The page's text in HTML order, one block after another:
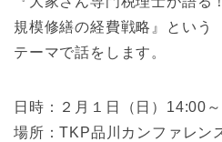
規模修繕の経費戦略』という
テーマで話をします。
日時：２月１日（日）14:00
場所：TKP品川カンファレ